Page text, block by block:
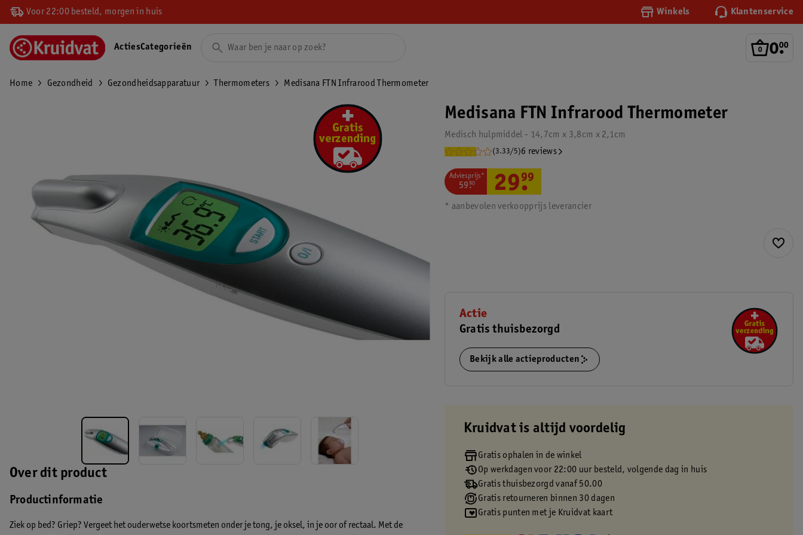
Voor 22:00 besteld, morgen in huis Winkels Klantenservice
0.
00
ActiesCategorieën
Home Gezondheid Gezondheidsapparatuur Thermometers Medisana FTN Infrarood Thermometer
Over dit product
Productinformatie
Ziek op bed? Griep? Vergeet het ouderwetse koortsmeten onder je tong, je oksel, in je oor of rectaal. Met de
Medisana FTN Infrarood Thermometer
Medisch hulpmiddel - 14,7cm x 3,8cm x 2,1cm
(3.33/5)6 reviews
Adviesprijs*
59.
90 29.
99
* aanbevolen verkoopprijs leverancier
Actie
Gratis thuisbezorgd
Bekijk alle actieproducten
Kruidvat is altijd voordelig
Gratis ophalen in de winkel
Op werkdagen voor 22:00 uur besteld, volgende dag in huis
Gratis thuisbezorgd vanaf 50.00
Gratis retourneren binnen 30 dagen
Gratis punten met je Kruidvat kaart